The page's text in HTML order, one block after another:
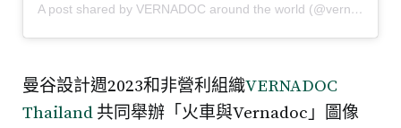
A post shared by VERNADOC around the world (@vernadoc)
曼谷設計週2023和非營利組織VERNADOC
Thailand 共同舉辦「火車與Vernadoc」圖像